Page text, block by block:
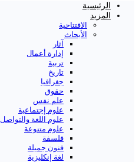
الرئيسية
المزيد
الافتتاحية
الأبحاث
آثار
إدارة أعمال
تربية
تاريخ
جغرافيا
حقوق
علم نفس
علوم إجتماعية
علوم اللغة والتواصل
علوم متنوعة
فلسفة
فنون جميلة
لغة إنكليزية